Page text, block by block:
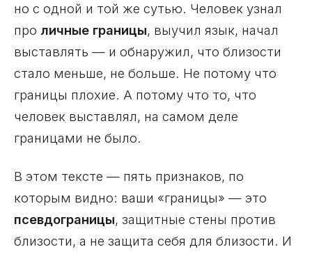
но с одной и той же сутью. Человек узнал
про личные границы, выучил язык, начал
выставлять — и обнаружил, что близости
стало меньше, не больше. Не потому что
границы плохие. А потому что то, что
человек выставлял, на самом деле
границами не было.
В этом тексте — пять признаков, по
которым видно: ваши «границы» — это
псевдограницы, защитные стены против
близости, а не защита себя для близости. И